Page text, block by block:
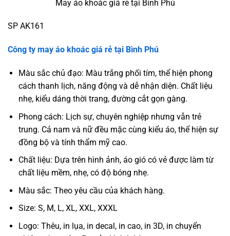
May áo khoác giá rẻ tại Bình Phú
SP AK161
Công ty may áo khoác giá rẻ tại Bình Phú
Màu sắc chủ đạo: Màu trắng phối tím, thể hiện phong
cách thanh lịch, năng động và dễ nhận diện. Chất liệu
nhẹ, kiểu dáng thời trang, đường cắt gọn gàng.
Phong cách: Lịch sự, chuyên nghiệp nhưng vẫn trẻ
trung. Cả nam và nữ đều mặc cùng kiểu áo, thể hiện sự
đồng bộ và tính thẩm mỹ cao.
Chất liệu: Dựa trên hình ảnh, áo gió có vẻ được làm từ
chất liệu mềm, nhẹ, có độ bóng nhẹ.
Màu sắc: Theo yêu cầu của khách hàng.
Size: S, M, L, XL, XXL, XXXL
Logo: Thêu, in lụa, in decal, in cao, in 3D, in chuyển